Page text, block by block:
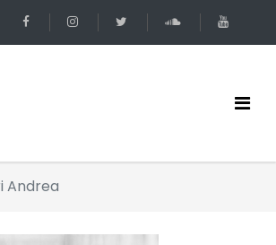
Andrea